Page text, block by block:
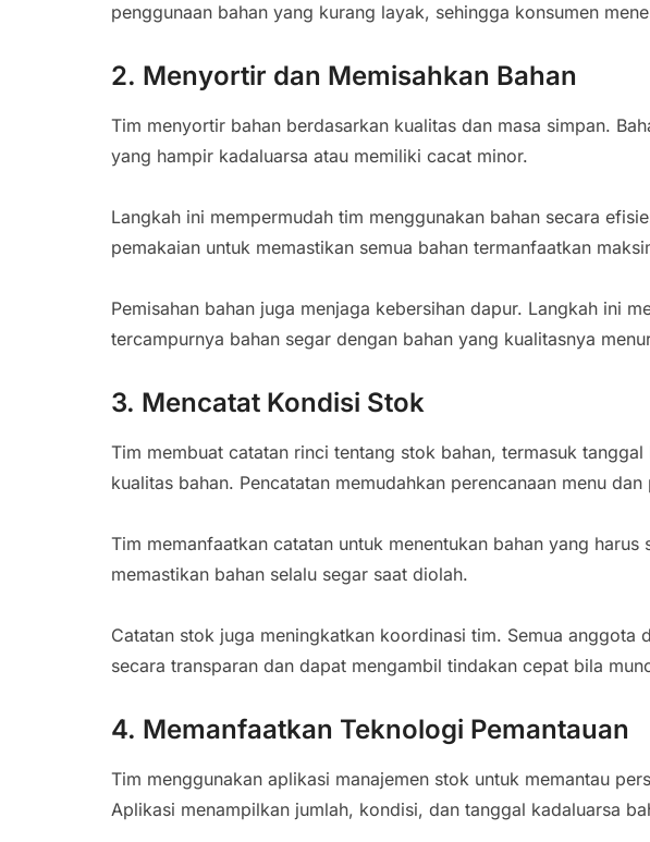
penggunaan bahan yang kurang layak, sehingga konsumen
2. Menyortir dan Memisahkan Bahan
Tim menyortir bahan berdasarkan kualitas dan masa simpan.
yang hampir kadaluarsa atau memiliki cacat minor.
Langkah ini mempermudah tim menggunakan bahan secara
pemakaian untuk memastikan semua bahan termanfaatkan
Pemisahan bahan juga menjaga kebersihan dapur. Langkah ini
tercampurnya bahan segar dengan bahan yang kualitasnya
3. Mencatat Kondisi Stok
Tim membuat catatan rinci tentang stok bahan, termasuk
kualitas bahan. Pencatatan memudahkan perencanaan menu
Tim memanfaatkan catatan untuk menentukan bahan yang harus
memastikan bahan selalu segar saat diolah.
Catatan stok juga meningkatkan koordinasi tim. Semua anggota
secara transparan dan dapat mengambil tindakan cepat bila
4. Memanfaatkan Teknologi Pemantauan
Tim menggunakan aplikasi manajemen stok untuk memantau
Aplikasi menampilkan jumlah, kondisi, dan tanggal kadaluarsa